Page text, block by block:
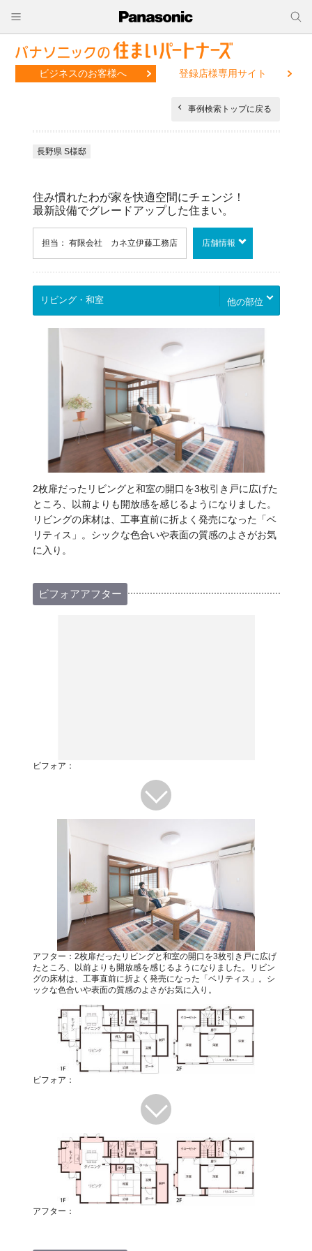
ビジネスのお客様へ 登録店様専用サイト
事例検索トップに戻る
長野県 S様邸
住み慣れたわが家を快適空間にチェンジ！
最新設備でグレードアップした住まい。
担当： 有限会社 カネ立伊藤工務店 店舗情報
他の部位
2枚扉だったリビングと和室の開口を3枚引き戸に広げた
ところ、以前よりも開放感を感じるようになりました。
リビングの床材は、工事直前に折よく発売になった「ベ
リティス」。シックな色合いや表面の質感のよさがお気
に入り。
ビフォアアフター
ビフォア：
アフター：2枚扉だったリビングと和室の開口を3枚引き戸に広げ
たところ、以前よりも開放感を感じるようになりました。リビン
グの床材は、工事直前に折よく発売になった「ベリティス」。シ
ックな色合いや表面の質感のよさがお気に入り。
ビフォア：
アフター：